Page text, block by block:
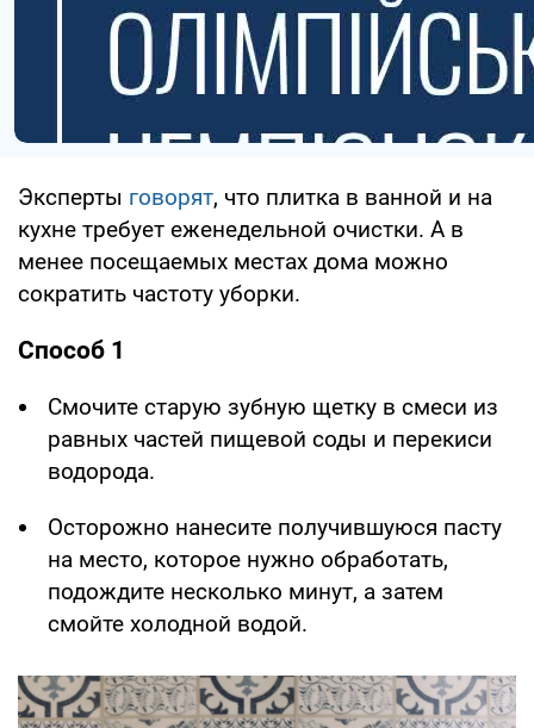
Эксперты говорят, что плитка в ванной и на
кухне требует еженедельной очистки. А в
менее посещаемых местах дома можно
сократить частоту уборки.
Способ 1
Смочите старую зубную щетку в смеси из
равных частей пищевой соды и перекиси
водорода.
Осторожно нанесите получившуюся пасту
на место, которое нужно обработать,
подождите несколько минут, а затем
смойте холодной водой.